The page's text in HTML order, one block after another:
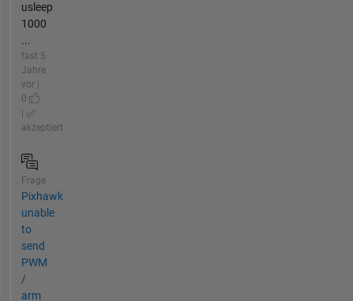
usleep
1000
...
fast 5
Jahre
vor |
0
akzeptiert
Frage
Pixhawk
unable
to
send
PWM
/
arm